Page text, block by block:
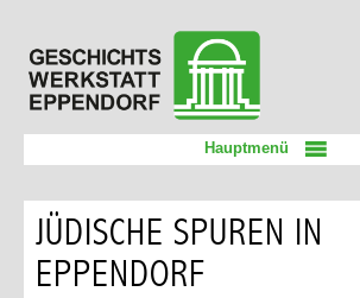
Inhalt
springen
Eppendorf
Hauptmenü
JÜDISCHE SPUREN IN
EPPENDORF